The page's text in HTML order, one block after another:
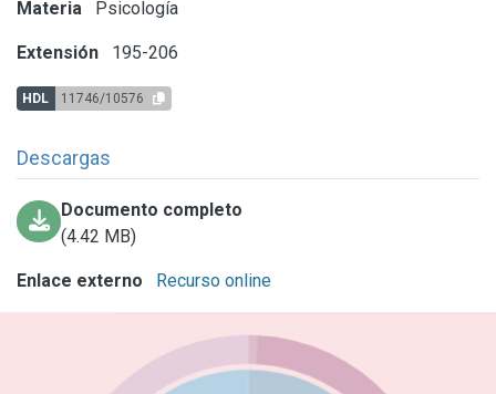
Materia Psicología
Extensión 195-206
HDL 11746/10576
Descargas
Documento completo
(4.42 MB)
Enlace externo Recurso online